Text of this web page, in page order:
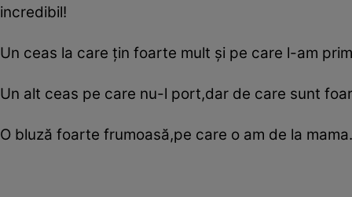
incredibil!
Un ceas la care ţin foarte mult şi pe care l-am
Un alt ceas pe care nu-l port,dar de care sunt
O bluză foarte frumoasă,pe care o am de la mama.